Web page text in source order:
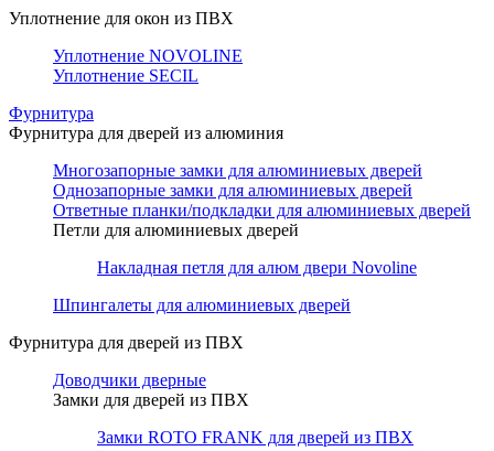
Уплотнение для окон из ПВХ
Уплотнение NOVOLINE
Уплотнение SECIL
Фурнитура
Фурнитура для дверей из алюминия
Многозапорные замки для алюминиевых дверей
Однозапорные замки для алюминиевых дверей
Ответные планки/подкладки для алюминиевых дверей
Петли для алюминиевых дверей
Накладная петля для алюм двери Novoline
Шпингалеты для алюминиевых дверей
Фурнитура для дверей из ПВХ
Доводчики дверные
Замки для дверей из ПВХ
Замки ROTO FRANK для дверей из ПВХ